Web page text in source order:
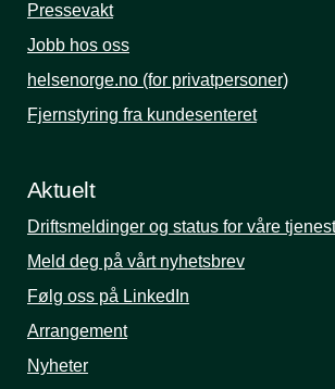
Pressevakt
Jobb hos oss
helsenorge.no (for privatpersoner)
Fjernstyring fra kundesenteret
Aktuelt
Driftsmeldinger og status for våre
Meld deg på vårt nyhetsbrev
Følg oss på LinkedIn
Arrangement
Nyheter